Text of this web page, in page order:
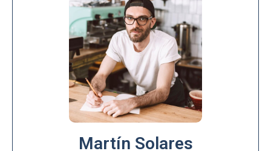
Martín Solares